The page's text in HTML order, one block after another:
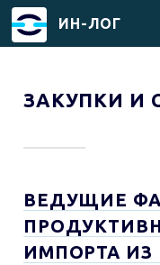
основному
ИН-ЛОГ
ЗАКУПКИ И
ВЕДУЩИЕ
ИМПОРТА